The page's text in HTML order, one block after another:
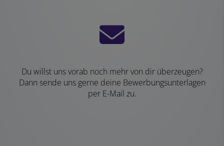
Du willst uns vorab noch mehr von dir überzeugen?
Dann sende uns gerne deine Bewerbungsunterlagen
per E-Mail zu.